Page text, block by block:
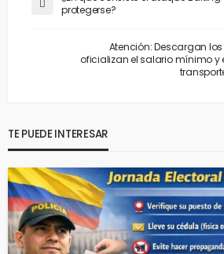
protegerse?
Atención: Descargan
oficializan el salario mínimo y
TE PUEDE INTERESAR